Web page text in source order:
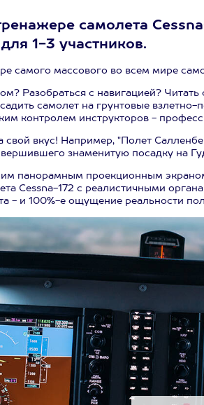
самолета
1-3 участников.
самого массового во всем мире
Разобраться с навигацией? Читать
самолет на грунтовые взлетно-
контролем инструкторов -
свой вкус! Например, "Полет
знаменитую посадку на
панорамным проекционным
Cessna-172 с реалистичными
- и 100%-е ощущение реальности